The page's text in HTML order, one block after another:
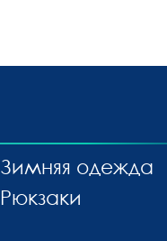
Зимняя одежда
Рюкзаки